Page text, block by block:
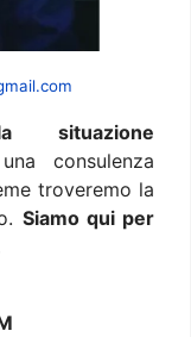
consulenza
troveremo la
Siamo qui per